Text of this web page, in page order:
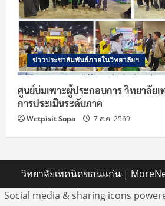
ข่าวประชาสัมพันธ์ภายในวิทยาลัยฯ
ศูนย์บ่มเพาะผู้ประกอบการ วิทยาลัย
การประเมินระดับภาค
Wetpisit Sopa 7 ส.ค. 2569
วิทยาลัยเทคนิคขอนแก่น |
Social media & sharing icons